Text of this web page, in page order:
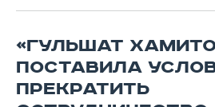
ВОДНЫЕ ВИДЫ СПОРТА
ХОККЕЙ С МЯЧОМ
ОБРАЗОВАНИЕ
ПРОИСШЕСТВИЯ
«ГУЛЬШАТ
ПОСТАВИЛА
ПРЕКРАТИТЬ